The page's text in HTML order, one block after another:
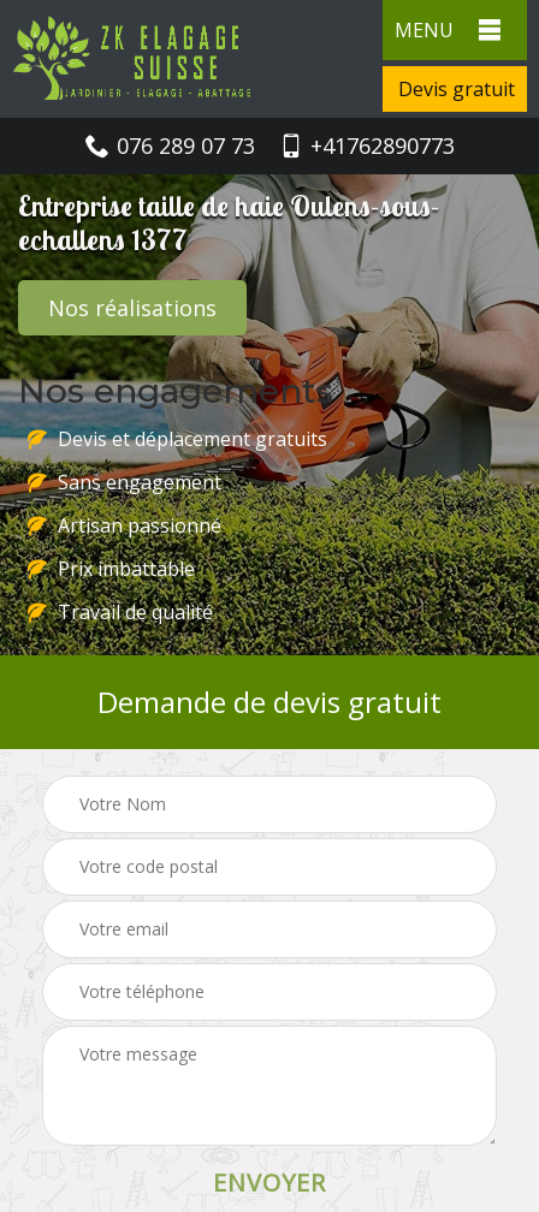
MENU
Devis gratuit
076 289 07 73 +41762890773
Entreprise taille de haie Oulens-sous-
echallens 1377
Nos réalisations
Nos engagements
Devis et déplacement gratuits
Sans engagement
Artisan passionné
Prix imbattable
Travail de qualité
Demande de devis gratuit